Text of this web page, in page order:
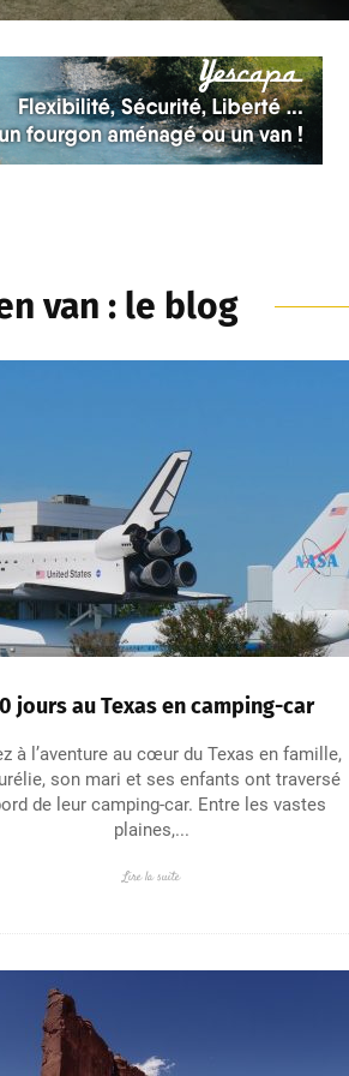
van : le blog
jours au Texas en camping-car
à l’aventure au cœur du Texas en famille,
son mari et ses enfants ont traversé
de leur camping-car. Entre les vastes
plaines,...
Lire la suite